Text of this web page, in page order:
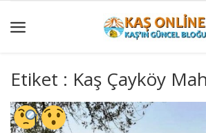
GÜNCEL
YÖRESEL
Etiket : Kaş Çayköy